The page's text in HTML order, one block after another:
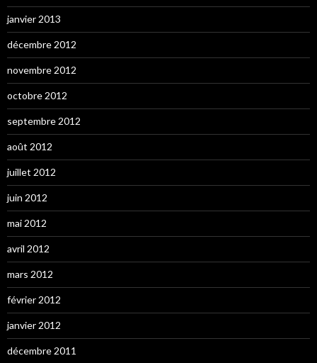
janvier 2013
décembre 2012
novembre 2012
octobre 2012
septembre 2012
août 2012
juillet 2012
juin 2012
mai 2012
avril 2012
mars 2012
février 2012
janvier 2012
décembre 2011